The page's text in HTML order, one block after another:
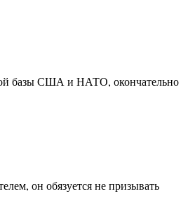
базы США и НАТО, окончательно
он обязуется не призывать